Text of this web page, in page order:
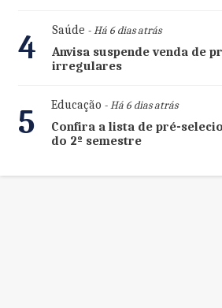
4 Saúde - Há 6 dias atrás
Anvisa suspende venda de
irregulares
5 Educação - Há 6 dias atrás
Confira a lista de pré-
do 2º semestre